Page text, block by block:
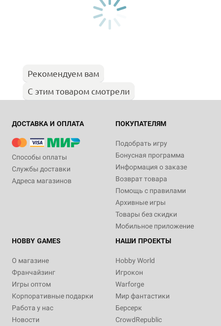
Рекомендуем вам
С этим товаром смотрели
ДОСТАВКА И ОПЛАТА
Способы оплаты
Службы доставки
Адреса магазинов
ПОКУПАТЕЛЯМ
Подобрать игру
Бонусная программа
Информация о заказе
Возврат товара
Помощь с правилами
Архивные игры
Товары без скидки
Мобильное приложение
HOBBY GAMES
О магазине
Франчайзинг
Игры оптом
Корпоративные подарки
Работа у нас
Новости
НАШИ ПРОЕКТЫ
Hobby World
Игрокон
Warforge
Мир фантастики
Берсерк
CrowdRepublic